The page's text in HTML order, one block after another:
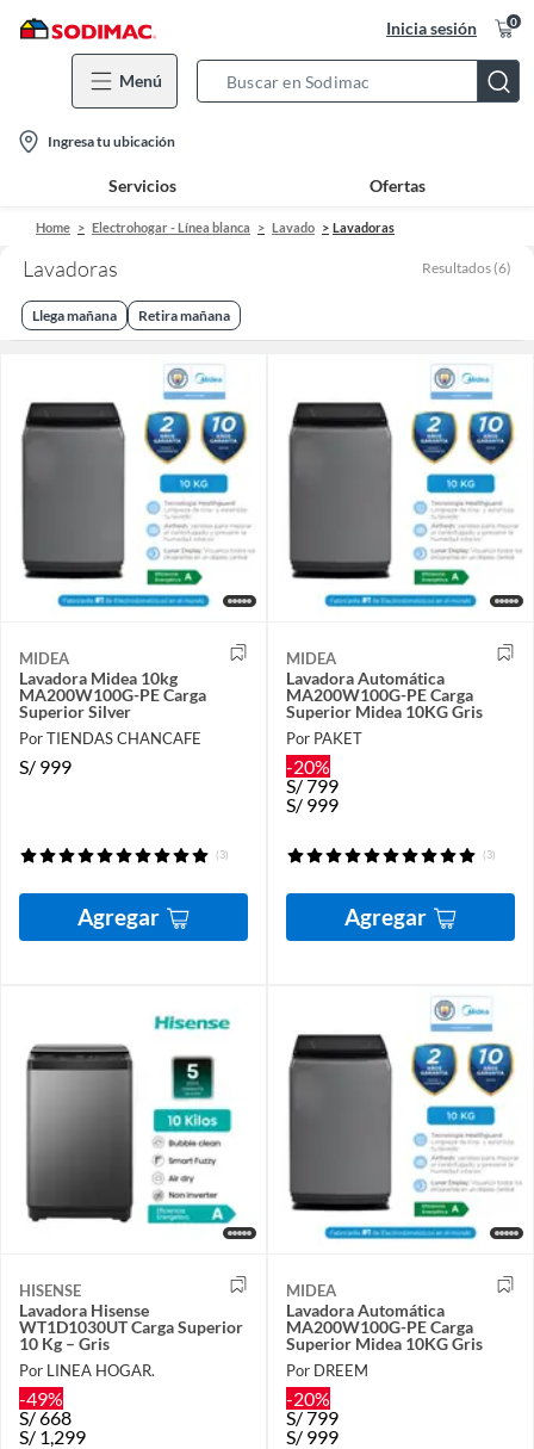
Inicia sesión 0
Menú
Bar
location-
icon
Ingresa tu ubicación
Servicios Ofertas
Home Electrohogar - Línea blanca Lavado Lavadoras
Lavadoras Resultados (6)
Llega mañana Retira mañana
MIDEA
Lavadora Midea 10kg
MA200W100G-PE Carga
Superior Silver
Por TIENDAS CHANCAFE
S/ 999
(3)
Agregar
MIDEA
Lavadora Automática
MA200W100G-PE Carga
Superior Midea 10KG Gris
Por PAKET
-20%
S/799
S/ 999
(3)
Agregar
HISENSE
Lavadora Hisense
WT1D1030UT Carga Superior
10 Kg – Gris
Por LINEA HOGAR.
-49%
S/668
S/ 1,299
MIDEA
Lavadora Automática
MA200W100G-PE Carga
Superior Midea 10KG Gris
Por DREEM
-20%
S/799
S/ 999